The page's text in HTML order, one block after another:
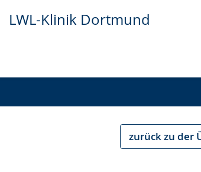
LWL-Klinik Dortmund
zurück zu der